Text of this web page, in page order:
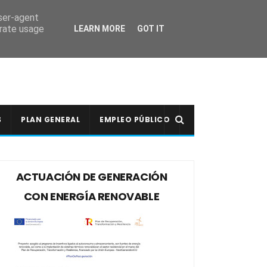
PLAN GENERAL EMPLEO PÚBLICO
ACTUACIÓN DE GENERACIÓN
CON ENERGÍA RENOVABLE
agent
usage
LEARN MORE GOT IT